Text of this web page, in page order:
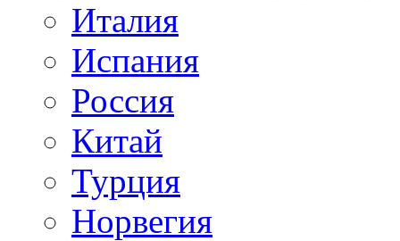
Италия
Испания
Россия
Китай
Турция
Норвегия